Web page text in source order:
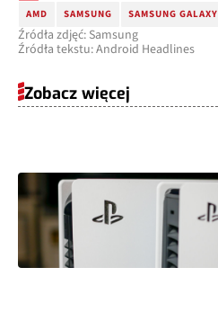
AMD SAMSUNG SAMSUNG GALAXY
Źródła zdjęć: Samsung
Źródła tekstu: Android Headlines
Zobacz więcej